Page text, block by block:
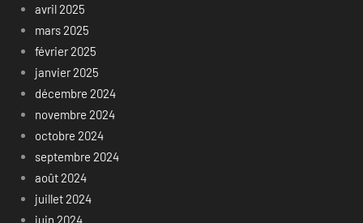
avril 2025
mars 2025
février 2025
janvier 2025
décembre 2024
novembre 2024
octobre 2024
septembre 2024
août 2024
juillet 2024
juin 2024